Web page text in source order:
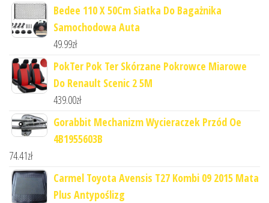
Bedee 110 X 50Cm Siatka Do Bagażnika
Samochodowa Auta
49.99zł
PokTer Pok Ter Skórzane Pokrowce Miarowe
Do Renault Scenic 2 5M
439.00zł
Gorabbit Mechanizm Wycieraczek Przód Oe
4B1955603B
74.41zł
Carmel Toyota Avensis T27 Kombi 09 2015 Mata
Plus Antypoślizg